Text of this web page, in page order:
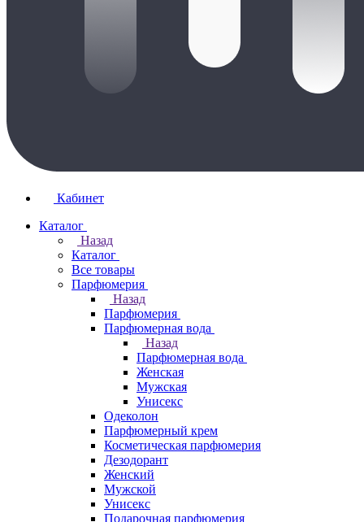
Кабинет
Каталог
Назад
Каталог
Все товары
Парфюмерия
Назад
Парфюмерия
Парфюмерная вода
Назад
Парфюмерная вода
Женская
Мужская
Унисекс
Одеколон
Парфюмерный крем
Косметическая парфюмерия
Дезодорант
Женский
Мужской
Унисекс
Подарочная парфюмерия